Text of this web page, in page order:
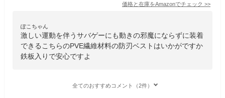
価格と在庫をAmazonでチェック >>
ぽこちゃん
激しい運動を伴うサバゲーにも動きの邪魔にならずに装着
できるこちらのPVE繊維材料の防刃ベストはいかがですか
鉄板入りで安心ですよ
全てのおすすめコメント（2件）